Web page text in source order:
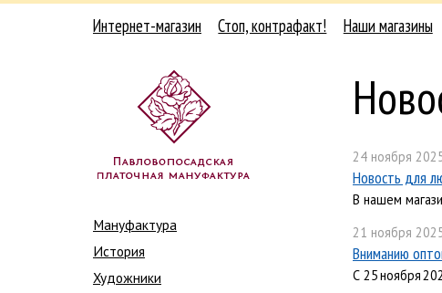
Интернет-магазин Стоп, контрафакт! Наши магазины
Мануфактура
История
Художники
24 ноября
Новость для
В нашем
21 ноября
Вниманию
С 25 ноября